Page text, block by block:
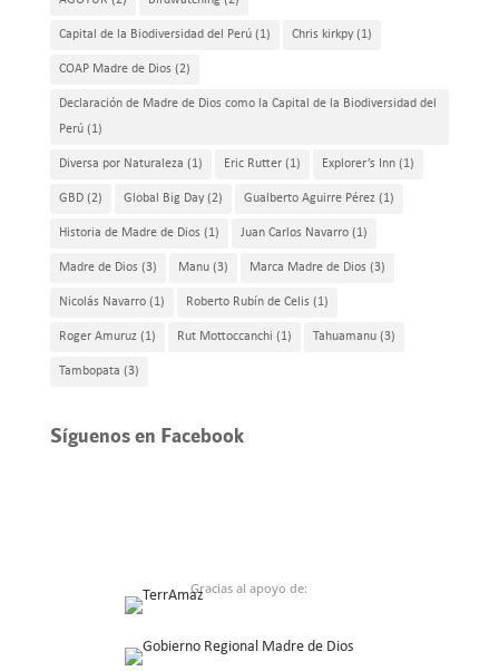
Capital de la Biodiversidad del Perú(1) Chris kirkpy(1)
COAP Madre de Dios (2)
Declaración de Madre de Dios como la Capital de la Biodiversidad del
Perú(1)
Diversa por Naturaleza (1) Eric Rutter(1) Explorer’s Inn(1)
GBD(2) Global Big Day(2) Gualberto Aguirre Pérez(1)
Historia de Madre de Dios (1) Juan Carlos Navarro(1)
Madre de Dios (3) Manu(3) Marca Madre de Dios (3)
Nicolás Navarro(1) Roberto Rubín de Celis (1)
Roger Amuruz(1) Rut Mottoccanchi (1) Tahuamanu(3)
Tambopata (3)
Síguenos en Facebook
Gracias al apoyo de: